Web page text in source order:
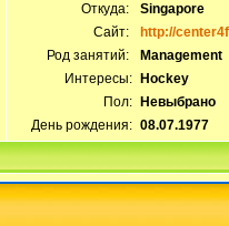
Откуда:
Singapore
Сайт:
http://
Род занятий:
Management
Интересы:
Hockey
Пол:
Невыбрано
День рождения: 08.07.1977